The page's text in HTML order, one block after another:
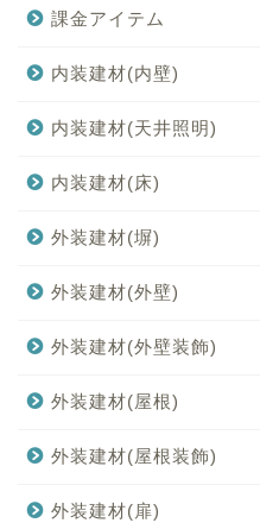
課金アイテム
内装建材(内壁)
内装建材(天井照明)
内装建材(床)
外装建材(塀)
外装建材(外壁)
外装建材(外壁装飾)
外装建材(屋根)
外装建材(屋根装飾)
外装建材(扉)